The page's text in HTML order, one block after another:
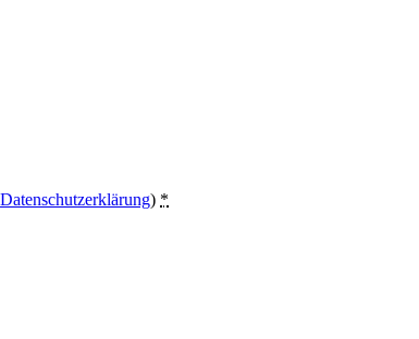
Datenschutzerklärung) *